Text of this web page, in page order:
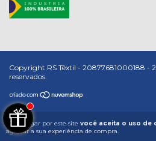
Ao navegar por este site você aceita o uso de
agilizar a sua experiência de compra.
Copyright RS Têxtil - 20877681000188 -
reservados.